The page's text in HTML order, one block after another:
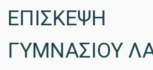
ΕΠΙΣΚΕΨΗ
ΓΥΜΝΑΣΙΟΥ